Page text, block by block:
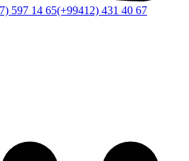
597 14 65(+99412) 431 40 67